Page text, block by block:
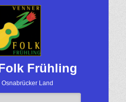
Frühling
Osnabrücker Land